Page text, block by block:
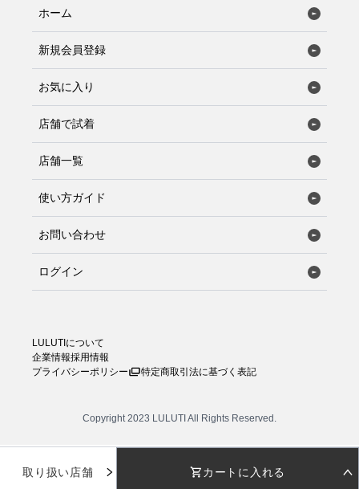
ホーム
新規会員登録
お気に入り
店舗で試着
店舗一覧
使い方ガイド
お問い合わせ
ログイン
LULUTIについて
企業情報採用情報
プライバシーポリシー
特定商取引法に基づく表記
Copyright 2023 LULUTI All Rights Reserved.
取り扱い店舗 カートに入れる